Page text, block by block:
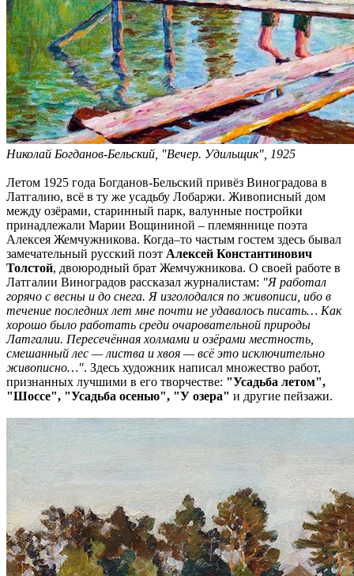
Николай Богданов-Бельский, "Вечер. Удильщик", 1925
Летом 1925 года Богданов-Бельский привёз Виноградова в
Латгалию, всё в ту же усадьбу Лобаржи. Живописный дом
между озёрами, старинный парк, валунные постройки
принадлежали Марии Вощининой – племяннице поэта
Алексея Жемчужникова. Когда–то частым гостем здесь бывал
замечательный русский поэт Алексей Константинович
Толстой, двоюродный брат Жемчужникова. О своей работе в
Латгалии Виноградов рассказал журналистам: "Я работал
горячо с весны и до снега. Я изголодался по живописи, ибо в
течение последних лет мне почти не удавалось писать… Как
хорошо было работать среди очаровательной природы
Латгалии. Пересечённая холмами и озёрами местность,
смешанный лес — листва и хвоя — всё это исключительно
живописно…". Здесь художник написал множество работ,
признанных лучшими в его творчестве: "Усадьба летом",
"Шоссе", "Усадьба осенью", "У озера" и другие пейзажи.